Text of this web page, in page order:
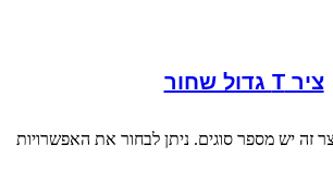
ציר T גדול שחור
זה יש מספר סוגים. ניתן לבחור את האפשרויות